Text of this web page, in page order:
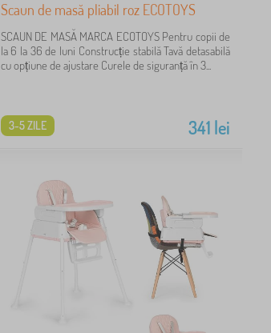
Scaun de masă pliabil roz ECOTOYS
SCAUN DE MASĂ MARCA ECOTOYS Pentru copii de
la 6 la 36 de luni Construcție stabilă Tavă detasabilă
cu opțiune de ajustare Curele de siguranță în 3...
341 lei
3-5 ZILE